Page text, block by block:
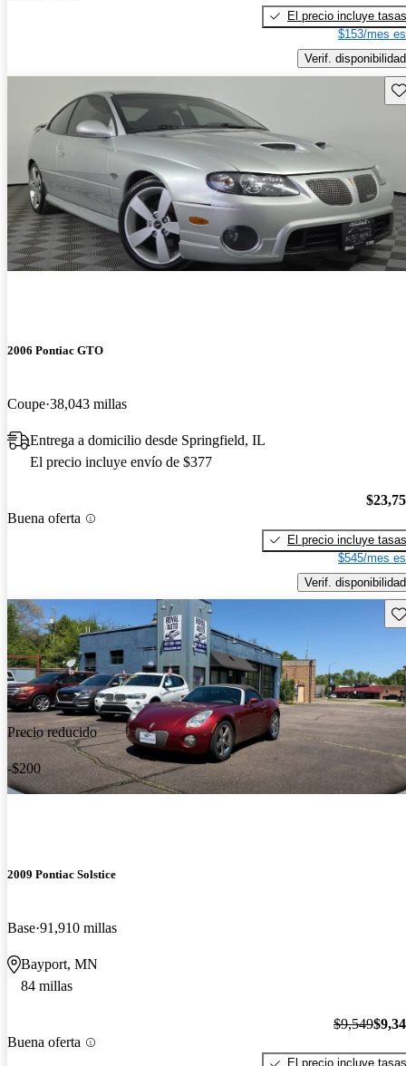
El precio incluye tasas
$153/mes
Verif. disponibilidad
2006 Pontiac GTO
Coupe 38,043 millas
Entrega a domicilio desde Springfield, IL
El precio incluye envío de $377
Buena oferta
El precio incluye tasas
$545/mes
Verif. disponibilidad
Precio reducido
-$200
2009 Pontiac Solstice
Base 91,910 millas
Bayport, MN
84 millas
Buena oferta
$9,549
El precio incluye tasas